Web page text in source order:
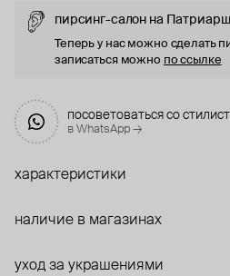
пирсинг-салон на
Теперь у нас можно сделать
записаться можно по ссылке
посоветоваться со
в WhatsApp →
характеристики
наличие в магазинах
уход за украшениями